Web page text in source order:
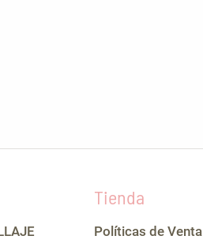
Tienda
Políticas de Venta